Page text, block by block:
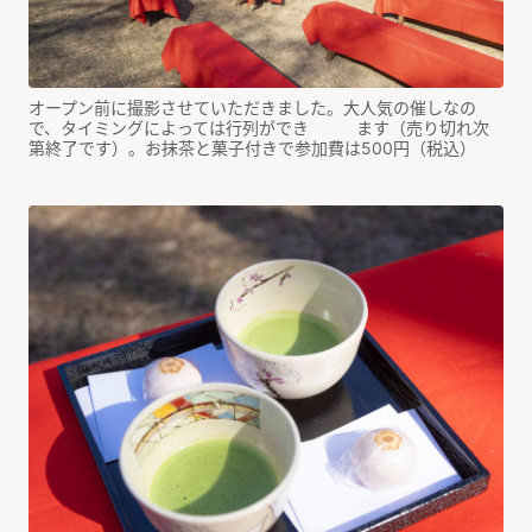
オープン前に撮影させていただきました。大人気の催しなの
で、タイミングによっては行列ができ ます（売り切れ次
第終了です）。お抹茶と菓子付きで参加費は500円（税込）